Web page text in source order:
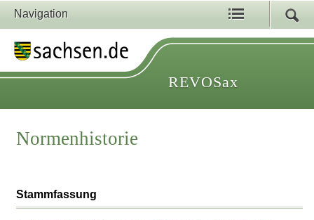
Navigation
REVOSax
Normenhistorie
Stammfassung